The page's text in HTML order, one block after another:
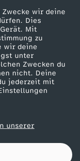
wir deine
Dies
Mit
zu
wir deine
unter
Zwecken du
nicht. Deine
jederzeit mit
unserer